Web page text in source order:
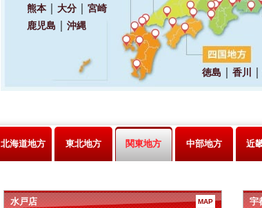
北海道地方 東北地方 関東地方 中部地方 近
水戸店 MAP 宇